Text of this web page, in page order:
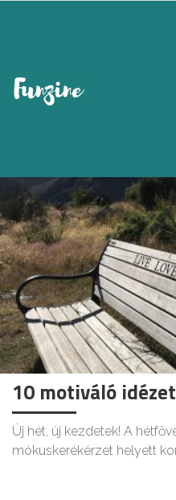
hétfő
10 motiváló
Új hét, új kezdetek! A
mókuskerékérzet helyett